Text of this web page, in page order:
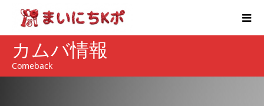
カムバ情報
Comeback